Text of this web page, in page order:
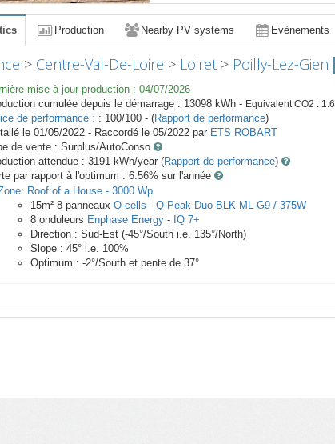
Production Nearby PV systems Evènements
> Centre-Val-De-Loire > Loiret > Poilly-Lez-Gien
mise à jour production : 04/07/2026
cumulée depuis le démarrage : 13098 kWh - Equivalent CO2 : 1.6
de performance : : 100/100 - (Rapport de performance)
le 01/05/2022 - Raccordé le 05/2022 par ETS ROBART
de vente : Surplus/AutoConso
attendue : 3191 kWh/year (Rapport de performance)
par rapport à l'optimum : 6.56% sur l'année
Roof of a House - 3000 Wp
15m² 8 panneaux Q-cells - Q-Peak Duo BLK ML-G9 / 375W
8 onduleurs Enphase Energy - IQ 7+
Direction : Sud-Est (-45°/South i.e. 135°/North)
Slope : 45° i.e. 100%
Optimum : -2°/South et pente de 37°